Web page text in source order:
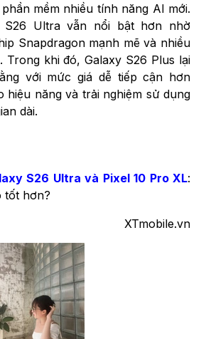
mềm nhiều tính năng AI mới.
S26 Ultra vẫn nổi bật hơn nhờ
Snapdragon mạnh mẽ và nhiều
Trong khi đó, Galaxy S26 Plus lại
với mức giá dễ tiếp cận hơn
hiệu năng và trải nghiệm sử dụng
dài.
S26 Ultra và Pixel 10 Pro XL:
tốt hơn?
XTmobile.vn